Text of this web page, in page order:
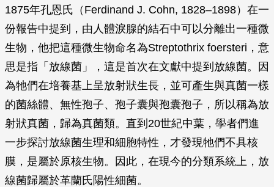
1875年孔恩氏（Ferdinand J. Cohn, 1828–1898）在一
份報告中提到，由人體淚腺的結石中可以分離出一種微
生物，他把這種微生物命名為Streptothrix foersteri ，意
思是指「放線菌」，這是首次在文獻中提到放線菌。因
為牠們在培養基上呈放射狀生長，並可產生與真菌一樣
的菌絲體、無性孢子、孢子囊與孢囊孢子，所以稱為放
射狀真菌，歸為真菌類。直到20世紀中葉，學者們進
一步探討放線菌生理和細胞特性，才發現牠們不具核
膜，是屬於原核生物。因此，在現今的分類系統上，放
線菌歸屬於革蘭氏陽性細菌。